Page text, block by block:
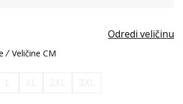
Odredi veličinu
Veličine CM